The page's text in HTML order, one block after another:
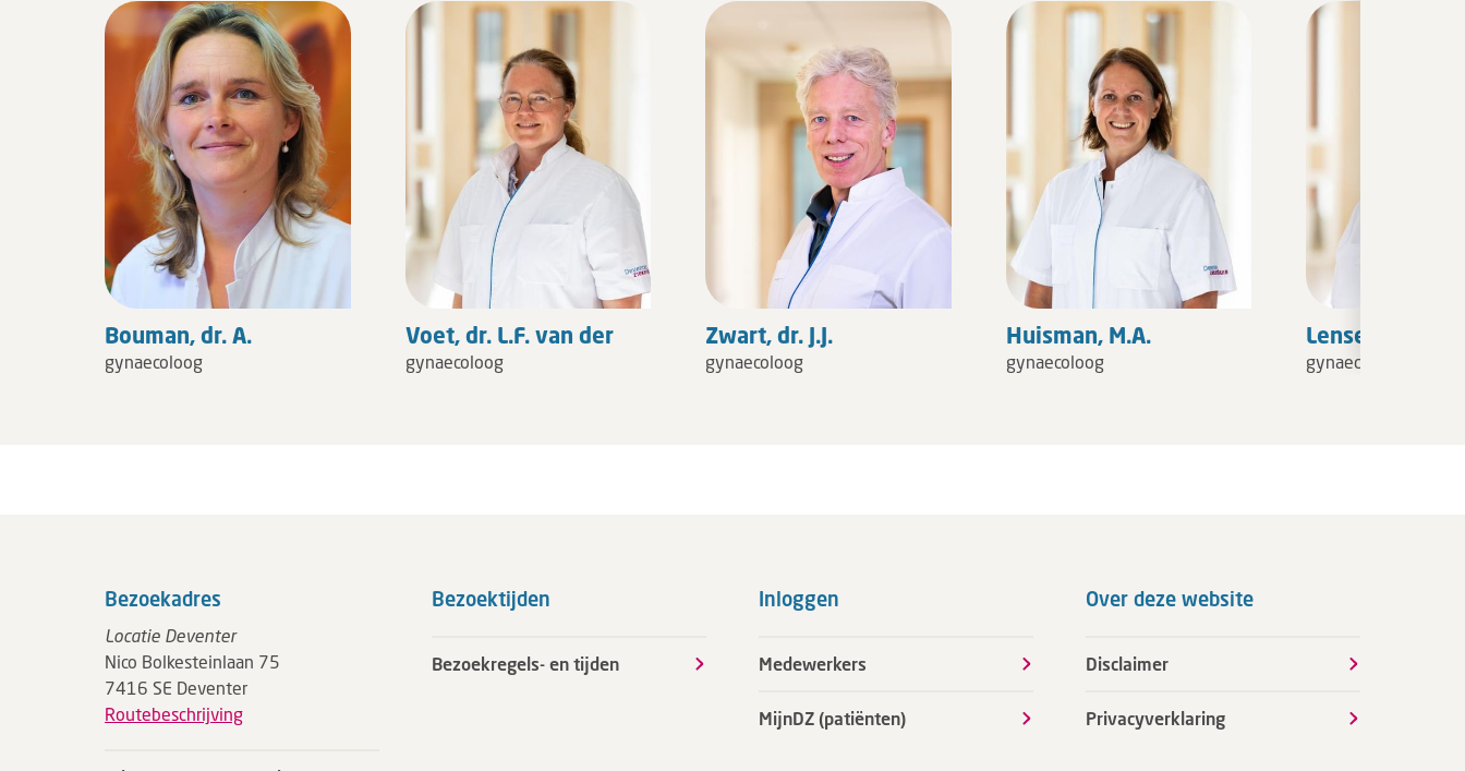
Bouman, dr. A.
gynaecoloog
Voet, dr. L.F. van der
gynaecoloog
Zwart, dr. J.J.
gynaecoloog
Huisman, M.A.
gynaecoloog
Lenselink, C.H.
gynaecoloog
Bezoekadres
Locatie Deventer
Nico Bolkesteinlaan 75
7416 SE Deventer
Routebeschrijving
Bezoektijden
Bezoekregels- en tijden
Inloggen
Medewerkers
MijnDZ (patiënten)
Over deze website
Disclaimer
Privacyverklaring